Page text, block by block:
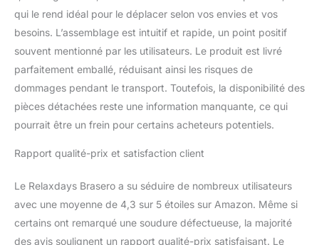
qui le rend idéal pour le déplacer selon vos envies et vos
besoins. L’assemblage est intuitif et rapide, un point positif
souvent mentionné par les utilisateurs. Le produit est livré
parfaitement emballé, réduisant ainsi les risques de
dommages pendant le transport. Toutefois, la disponibilité des
pièces détachées reste une information manquante, ce qui
pourrait être un frein pour certains acheteurs potentiels.
Rapport qualité-prix et satisfaction client
Le Relaxdays Brasero a su séduire de nombreux utilisateurs
avec une moyenne de 4,3 sur 5 étoiles sur Amazon. Même si
certains ont remarqué une soudure défectueuse, la majorité
des avis soulignent un rapport qualité-prix satisfaisant. Le